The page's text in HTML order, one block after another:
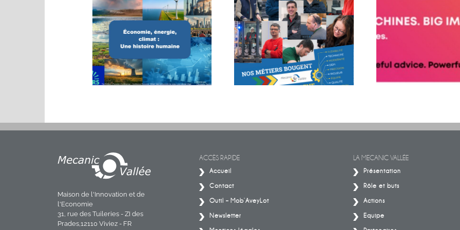
Conférence sur les énergies
Maison de l'Innovation et de
l'Economie
31, rue des Tuileries - ZI des
Prades,12110 Viviez - FR
ACCÈS RAPIDE
Accueil
Contact
Outil – Mob’AveyLot
Newsletter
LA MECANIC VALLÉE
Présentation
Rôle et buts
Actions
Equipe